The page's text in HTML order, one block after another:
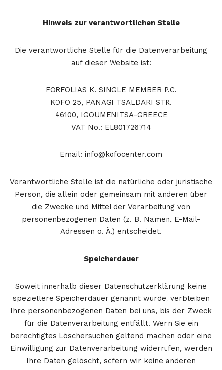
Hinweis zur verantwortlichen Stelle
Die verantwortliche Stelle für die Datenverarbeitung
auf dieser Website ist:
FORFOLIAS K. SINGLE MEMBER P.C.
KOFO 25, PANAGI TSALDARI STR.
46100, IGOUMENITSA-GREECE
VAT No.: EL801726714
Email: info@kofocenter.com
Verantwortliche Stelle ist die natürliche oder juristische
Person, die allein oder gemeinsam mit anderen über
die Zwecke und Mittel der Verarbeitung von
personenbezogenen Daten (z. B. Namen, E-Mail-
Adressen o. Ä.) entscheidet.
Speicherdauer
Soweit innerhalb dieser Datenschutzerklärung keine
speziellere Speicherdauer genannt wurde, verbleiben
Ihre personenbezogenen Daten bei uns, bis der Zweck
für die Datenverarbeitung entfällt. Wenn Sie ein
berechtigtes Löschersuchen geltend machen oder eine
Einwilligung zur Datenverarbeitung widerrufen, werden
Ihre Daten gelöscht, sofern wir keine anderen